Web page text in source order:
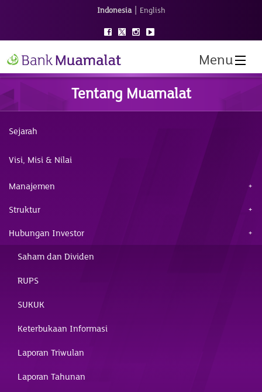
Indonesia | English
Menu
Tentang Muamalat
Sejarah
Visi, Misi & Nilai
Manajemen
Struktur
Hubungan Investor
Saham dan Dividen
RUPS
SUKUK
Keterbukaan Informasi
Laporan Triwulan
Laporan Tahunan